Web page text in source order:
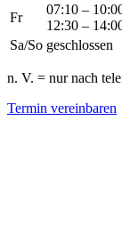
Fr
07:10 –
12:30 –
Sa/So geschlossen
n. V. = nur nach
Termin vereinbaren